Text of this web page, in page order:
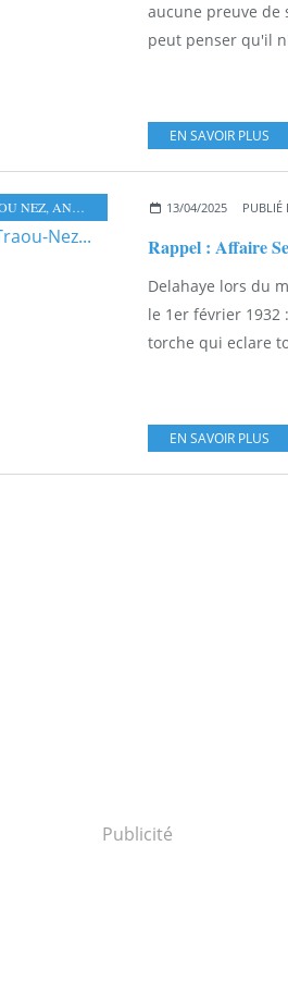
aucune preuve de
peut penser qu'il
EN SAVOIR PLUS
NEZ, ANNICK LE DOUGET ,EXCLUSIVITÉS
13/04/2025 PUBLIÉ
Delahaye lors du
le 1er février 1932
torche qui eclare
EN SAVOIR PLUS
Publicité